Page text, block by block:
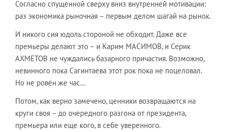
Согласно спущенной сверху вниз внутренней мотивации:
раз экономика рыночная – первым делом шагай на рынок.
И никого сия юдоль стороной не обходит. Даже все
премьеры делают это – и Карим МАСИМОВ, и Серик
АХМЕТОВ не чуждались базарного причастия. Возможно,
невинного пока Сагинтаева этот рок пока не поцеловал.
Но не ровён же час…
Потом, как верно замечено, ценники возвращаются на
круги своя – до очередного разгона от президента,
премьера или еще кого, в себе уверенного.